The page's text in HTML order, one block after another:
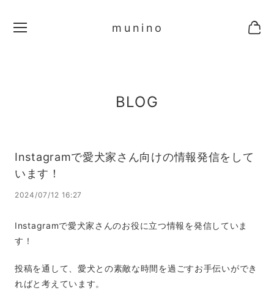
munino
BLOG
Instagramで愛犬家さん向けの情報発信をして
います！
2024/07/12 16:27
Instagramで愛犬家さんのお役に立つ情報を発信していま
す！
投稿を通して、愛犬との素敵な時間を過ごすお手伝いができ
ればと考えています。